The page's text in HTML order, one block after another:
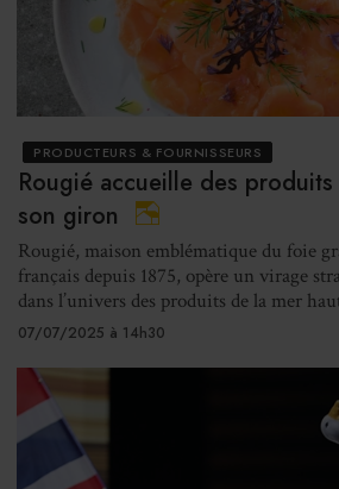
PRODUCTEURS & FOURNISSEURS
Rougié accueille des
son giron
Rougié, maison emblématique du foie
français depuis 1875, opère un virage
dans l’univers des produits de la mer
07/07/2025 à 14h30